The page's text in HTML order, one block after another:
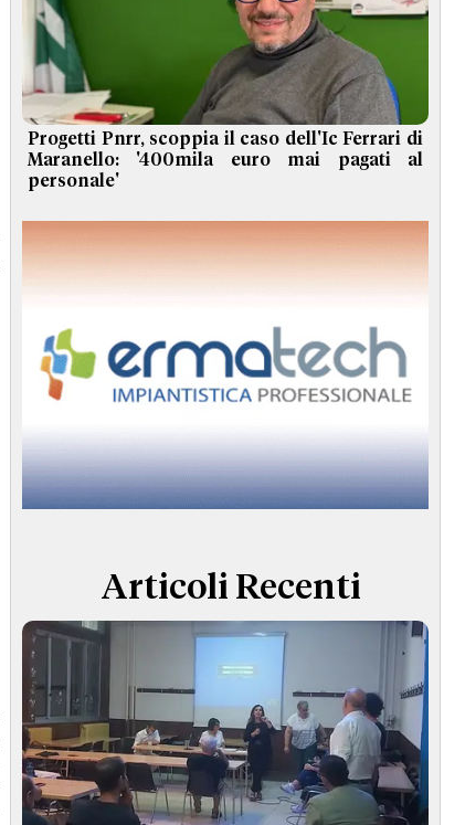
Progetti Pnrr, scoppia il caso dell'Ic Ferrari di
Maranello: '400mila euro mai pagati al
personale'
Articoli Recenti